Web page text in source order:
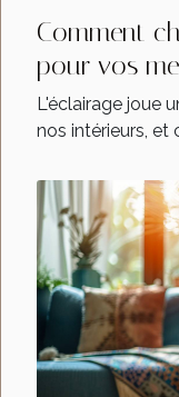
Comment
pour vos
bois massif
L'éclairage joue
nos intérieurs, et